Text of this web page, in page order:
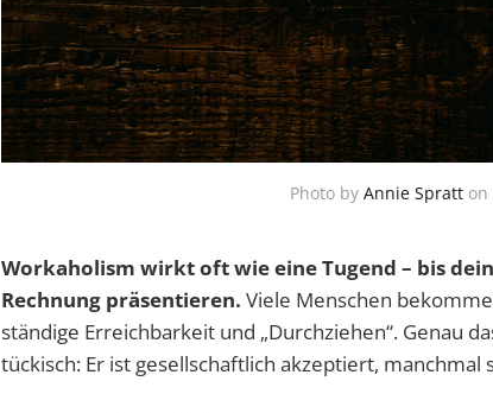
Photo by Annie Spratt on
Workaholism wirkt oft wie eine Tugend – bis
Rechnung präsentieren. Viele Menschen
ständige Erreichbarkeit und „Durchziehen“. Genau
tückisch: Er ist gesellschaftlich akzeptiert, manchmal